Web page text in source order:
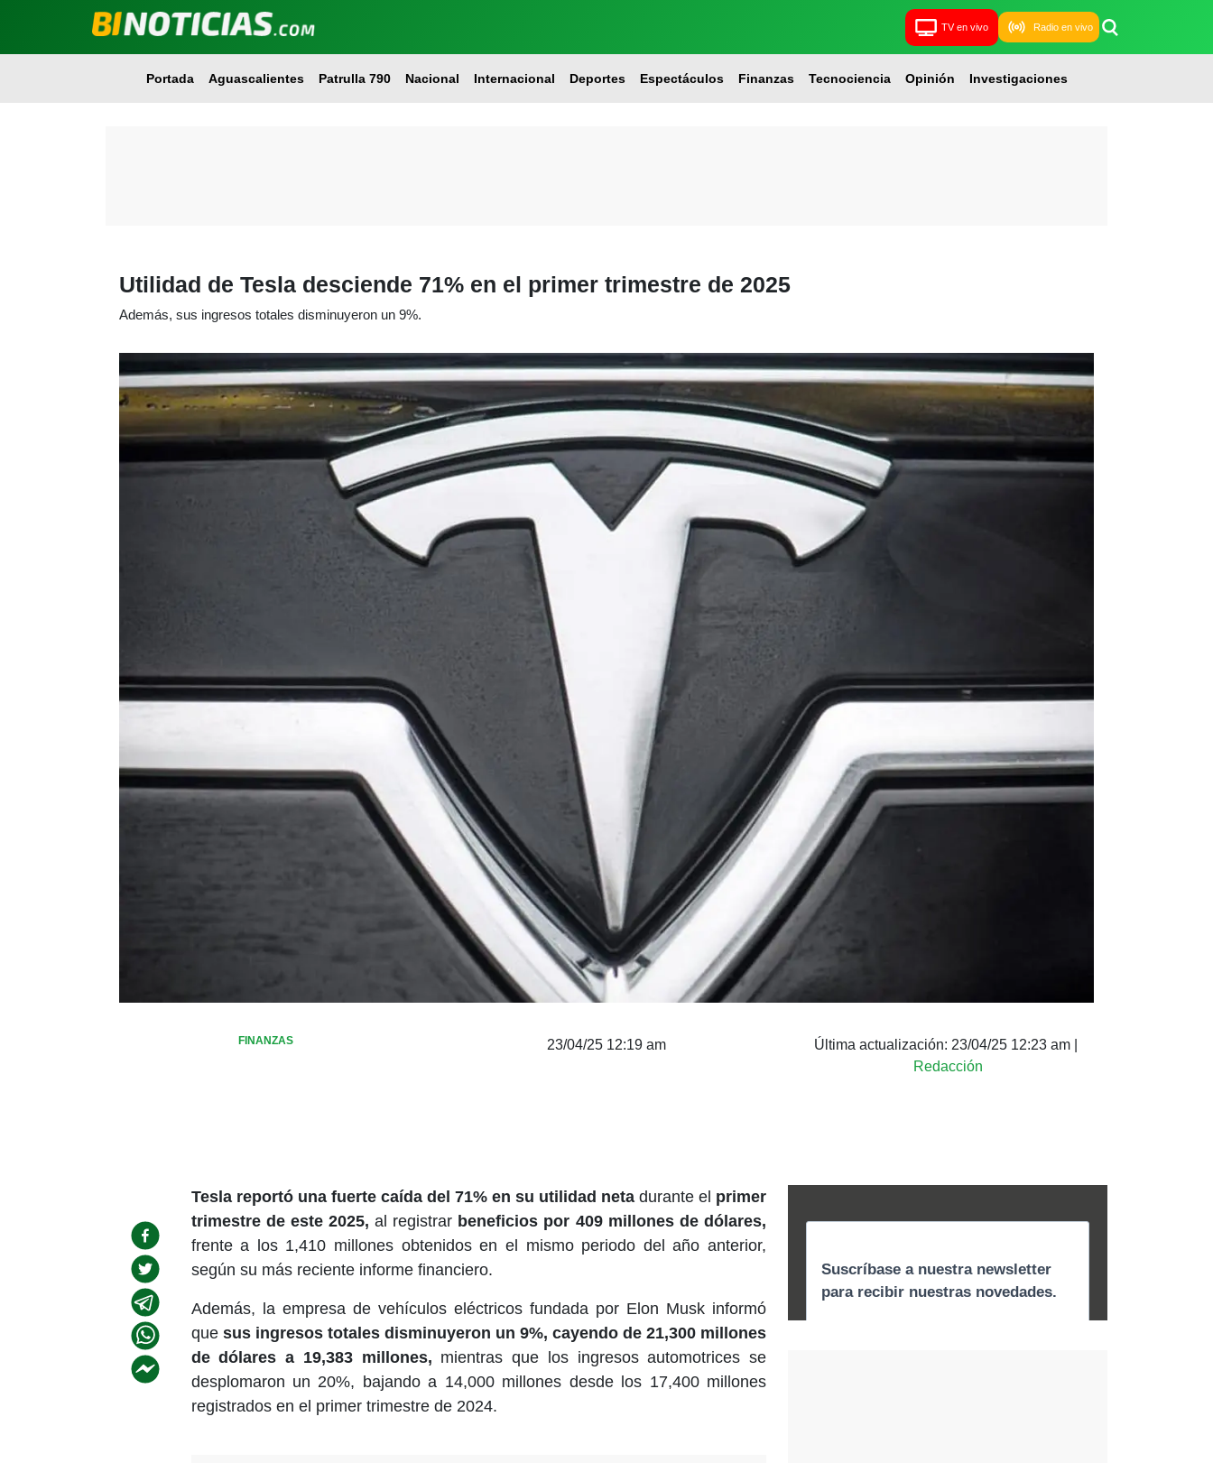
TV en vivo Radio en vivo
Portada Aguascalientes Patrulla 790 Nacional Internacional Deportes Espectáculos Finanzas Tecnociencia Opinión Investigaciones
Utilidad de Tesla desciende 71% en el primer trimestre de 2025
Además, sus ingresos totales disminuyeron un 9%.
FINANZAS 23/04/25 12:19 am Última actualización: 23/04/25 12:23 am
Redacción
Tesla reportó una fuerte caída del 71% en su utilidad netadurante el primer
trimestre de este 2025, al registrar beneficios por 409 millones de dólares,
frente a los 1,410 millones obtenidos en el mismo periodo del año anterior,
según su más reciente informe financiero.
Además, la empresa de vehículos eléctricos fundada por Elon Musk informó
que sus ingresos totales disminuyeron un 9%, cayendo de 21,300 millones
de dólares a 19,383 millones, mientras que los ingresos automotrices se
desplomaron un 20%, bajando a 14,000 millones desde los 17,400 millones
registrados en el primer trimestre de 2024.